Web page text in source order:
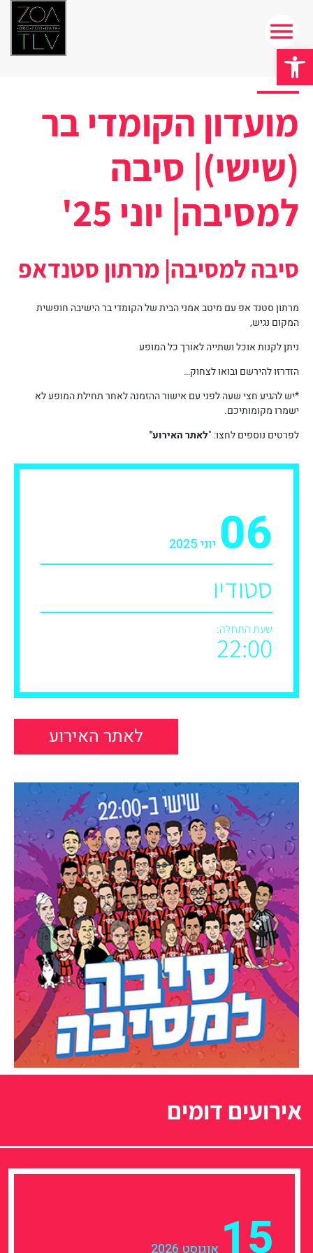
פתח סרגל נגישות
מועדון הקומדי בר
(שישי)| סיבה
למסיבה| יוני 25'
סיבה למסיבה| מרתון סטנדאפ
מרתון סטנד אפ עם מיטב אמני הבית של הקומדי בר הישיבה חופשית
המקום נגיש,
ניתן לקנות אוכל ושתייה לאורך כל המופע
הזדרזו להירשם ובואו לצחוק…
*יש להגיע חצי שעה לפני עם אישור ההזמנה לאחר תחילת המופע לא
ישמרו מקומותיכם.
לפרטים נוספים לחצו: "לאתר האירוע"
06 יוני 2025
סטודיו
שעת התחלה:
22:00
לאתר האירוע
אירועים דומים
15 אוגוסט 2026